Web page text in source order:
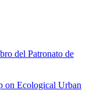
del Patronato de
on Ecological Urban